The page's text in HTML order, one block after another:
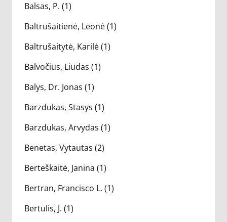
Balsas, P. (1)
Baltrušaitienė, Leonė (1)
Baltrušaitytė, Karilė (1)
Balvočius, Liudas (1)
Balys, Dr. Jonas (1)
Barzdukas, Stasys (1)
Barzdukas, Arvydas (1)
Benetas, Vytautas (2)
Berteškaitė, Janina (1)
Bertran, Francisco L. (1)
Bertulis, J. (1)